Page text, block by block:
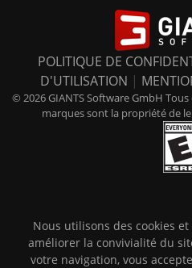
POLITIQUE DE
D'UTILISATION |
© 2026 GIANTS Software GmbH
marques sont la propriété de
Nous utilisons des cookies
améliorer la convivialité du
votre navigation, vous